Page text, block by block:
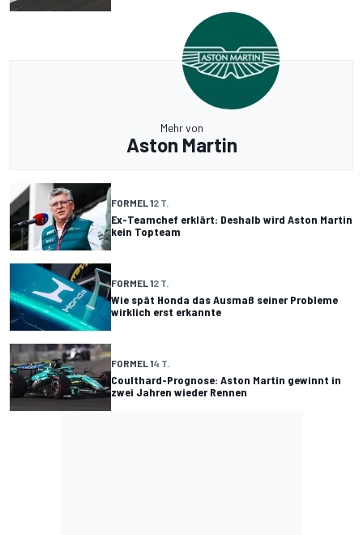
Mehr von
Aston Martin
FORMEL 12 T.
Ex-Teamchef erklärt: Deshalb wird Aston Martin
kein Topteam
FORMEL 12 T.
Wie spät Honda das Ausmaß seiner Probleme
wirklich erst erkannte
FORMEL 14 T.
Coulthard-Prognose: Aston Martin gewinnt in
zwei Jahren wieder Rennen